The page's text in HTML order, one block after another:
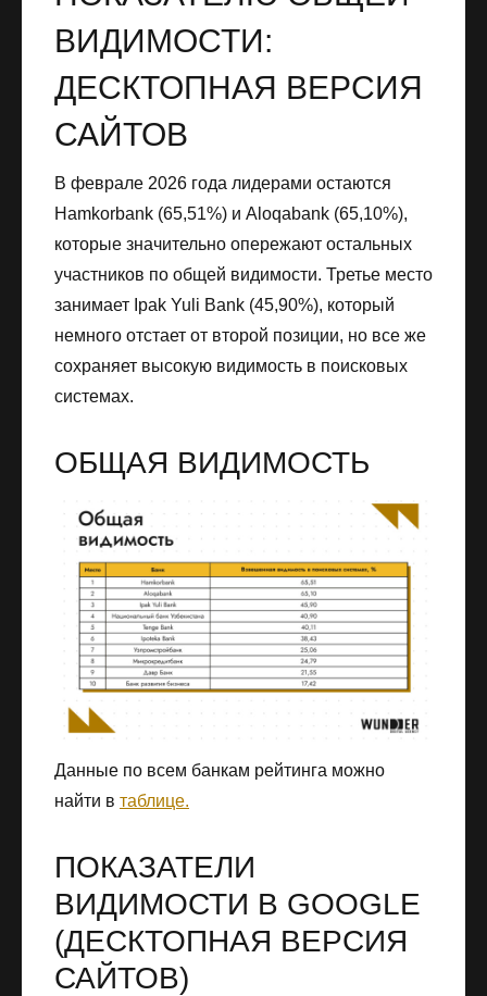
ВИДИМОСТИ:
ДЕСКТОПНАЯ ВЕРСИЯ
САЙТОВ
В феврале 2026 года лидерами остаются
Hamkorbank (65,51%) и Alоqabank (65,10%),
которые значительно опережают остальных
участников по общей видимости. Третье место
занимает Ipak Yuli Bank (45,90%), который
немного отстает от второй позиции, но все же
сохраняет высокую видимость в поисковых
системах.
ОБЩАЯ ВИДИМОСТЬ
Данные по всем банкам рейтинга можно
найти в таблице.
ПОКАЗАТЕЛИ
ВИДИМОСТИ В GOOGLE
(ДЕСКТОПНАЯ ВЕРСИЯ
САЙТОВ)